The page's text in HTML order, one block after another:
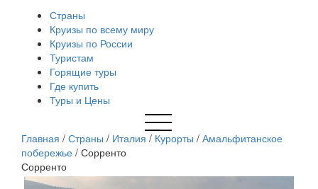
Страны
Круизы по всему миру
Круизы по России
Туристам
Горящие туры
Где купить
Туры и Цены
Главная / Страны / Италия / Курорты / Амальфитанское
побережье / Сорренто
Сорренто